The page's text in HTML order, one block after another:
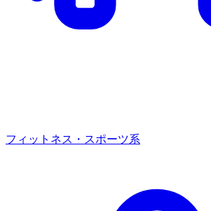
フィットネス・スポーツ系